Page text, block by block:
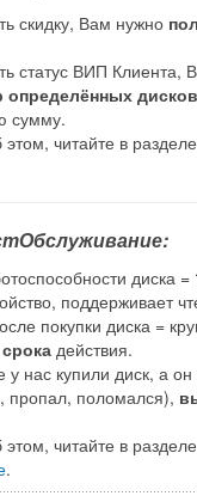
скидку, Вам нужно
статус ВИП Клиента,
определённых дисков
сумму.
читайте в
диска =
поддерживает
покупки диска =
действия.
нас купили диск, а он
пропал, поломался),
читайте в
.